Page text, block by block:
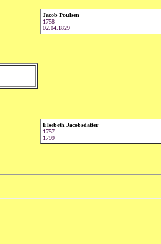
Jacob Poulsen
1758
02.04.1829
Elsebeth Jacobsdatter
1757
1799